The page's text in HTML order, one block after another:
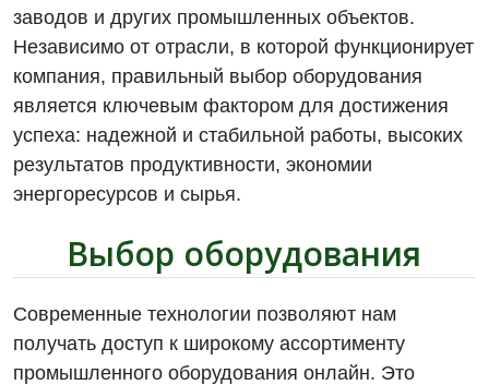
заводов и других промышленных объектов.
Независимо от отрасли, в которой функционирует
компания, правильный выбор оборудования
является ключевым фактором для достижения
успеха: надежной и стабильной работы, высоких
результатов продуктивности, экономии
энергоресурсов и сырья.
Выбор оборудования
Современные технологии позволяют нам
получать доступ к широкому ассортименту
промышленного оборудования онлайн. Это